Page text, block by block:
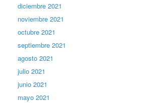
diciembre 2021
noviembre 2021
octubre 2021
septiembre 2021
agosto 2021
julio 2021
junio 2021
mayo 2021